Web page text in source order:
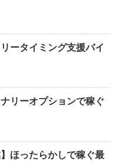
ータイミング支援バイ
ナリーオプションで稼ぐ
】ほったらかしで稼ぐ最